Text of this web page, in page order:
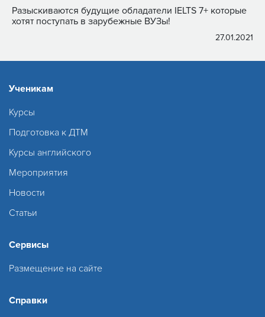
Разыскиваются будущие обладатели IELTS 7+ которые
хотят поступать в зарубежные ВУЗы!
27.01.2021
Ученикам
Курсы
Подготовка к ДТМ
Курсы английского
Мероприятия
Новости
Статьи
Сервисы
Размещение на сайте
Справки